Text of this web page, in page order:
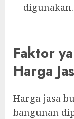
digunakan.
Faktor
Harga
Harga jasa
bangunan